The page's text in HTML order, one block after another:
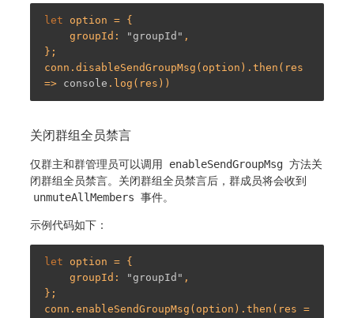
let option = {
    groupId:
"groupId" ,
};
conn.disableSendGroupMsg(option).then(res
=> console
关闭群组全员禁言
仅群主和群管理员可以调用 enableSendGroupMsg 方法关
闭群组全员禁言。关闭群组全员禁言后，群成员将会收到
unmuteAllMembers 事件。
示例代码如下：
let option = {
    groupId:
"groupId" ,
};
conn.enableSendGroupMsg(option).then(res =